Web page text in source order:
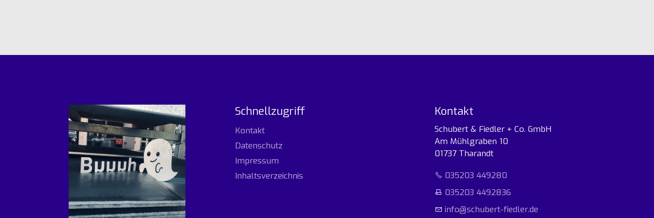
Schnellzugriff
Kontakt
Datenschutz
Impressum
Inhaltsverzeichnis
Kontakt
Schubert & Fiedler + Co. GmbH
Am Mühlgraben 10
01737 Tharandt
035203 449280
035203 4492836
nf
sch b rt-f dl rd